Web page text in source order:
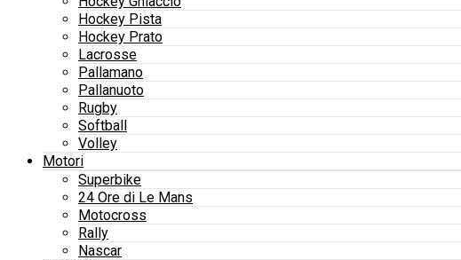
Hockey Pista
Hockey Prato
Lacrosse
Pallamano
Pallanuoto
Rugby
Softball
Volley
Motori
Superbike
24 Ore di Le Mans
Motocross
Rally
Nascar